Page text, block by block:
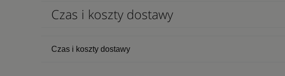
Czas i koszty dostawy
Czas i koszty dostawy